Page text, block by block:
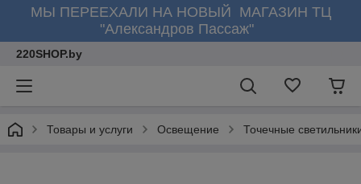
МЫ ПЕРЕЕХАЛИ НА НОВЫЙ МАГАЗИН ТЦ
"Александров Пассаж"
220SHOP.by
Товары и услуги Освещение Точечные